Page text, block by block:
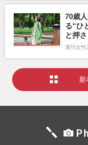
70歳
る“ひ
と押
週刊女性
新